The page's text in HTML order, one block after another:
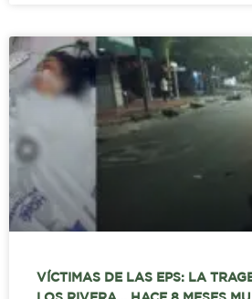
VÍCTIMAS DE LAS EPS: LA